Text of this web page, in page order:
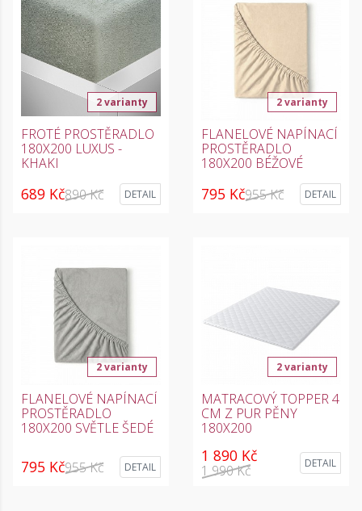
2 varianty
FROTÉ PROSTĚRADLO
180X200 LUXUS -
KHAKI
689 Kč890 Kč DETAIL
2 varianty
FLANELOVÉ NAPÍNACÍ
PROSTĚRADLO
180X200 BÉŽOVÉ
795 Kč955 Kč DETAIL
2 varianty
FLANELOVÉ NAPÍNACÍ
PROSTĚRADLO
180X200 SVĚTLE ŠEDÉ
795 Kč955 Kč DETAIL
2 varianty
MATRACOVÝ TOPPER 4
CM Z PUR PĚNY
180X200
1 890 Kč
1 990 Kč DETAIL